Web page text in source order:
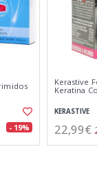
- 19%
Kerastive
Keratina
KERASTIVE
22,99€